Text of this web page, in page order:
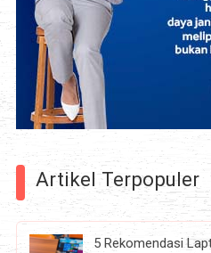
Artikel Terpopuler
5 Rekomendasi